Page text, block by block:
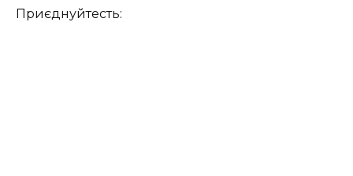
Приєднуйтесть: